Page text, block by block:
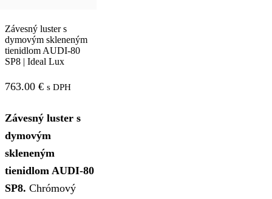
Závesný luster s
dymovým skleneným
tienidlom AUDI-80
SP8 | Ideal Lux
763.00 € s DPH
Závesný luster s
dymovým
skleneným
tienidlom AUDI-80
SP8. Chrómový